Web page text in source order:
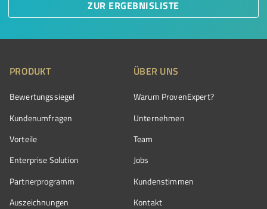
ZUR ERGEBNISLISTE
PRODUKT
Bewertungssiegel
Kundenumfragen
Vorteile
Enterprise Solution
Partnerprogramm
Auszeichnungen
ÜBER UNS
Warum ProvenExpert?
Unternehmen
Team
Jobs
Kundenstimmen
Kontakt